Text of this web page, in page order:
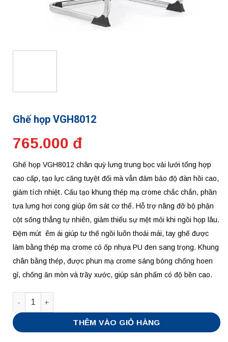
Ghế họp VGH8012
765.000 đ
Ghế họp VGH8012 chân quỳ lưng trung bọc vải lưới tổng hợp
cao cấp, tạo lực căng tuyệt đối mà vẫn đảm bảo độ đàn hồi cao,
giảm tích nhiệt. Cấu tạo khung thép mạ crome chắc chắn, phần
tựa lưng hơi cong giúp ôm sát cơ thể. Hỗ trợ nâng đỡ bộ phận
cột sống thẳng tự nhiên, giảm thiểu sự mệt mỏi khi ngồi họp lâu.
Đệm mút êm ái giúp tư thế ngồi luôn thoải mái, tay ghế được
làm bằng thép mạ crome có ốp nhựa PU đen sang trọng. Khung
chân bằng thép, được phun mạ crome sáng bóng chống hoen
gỉ, chống ăn mòn và trầy xước, giúp sản phẩm có độ bền cao.
Số lượng
THÊM VÀO GIỎ HÀNG